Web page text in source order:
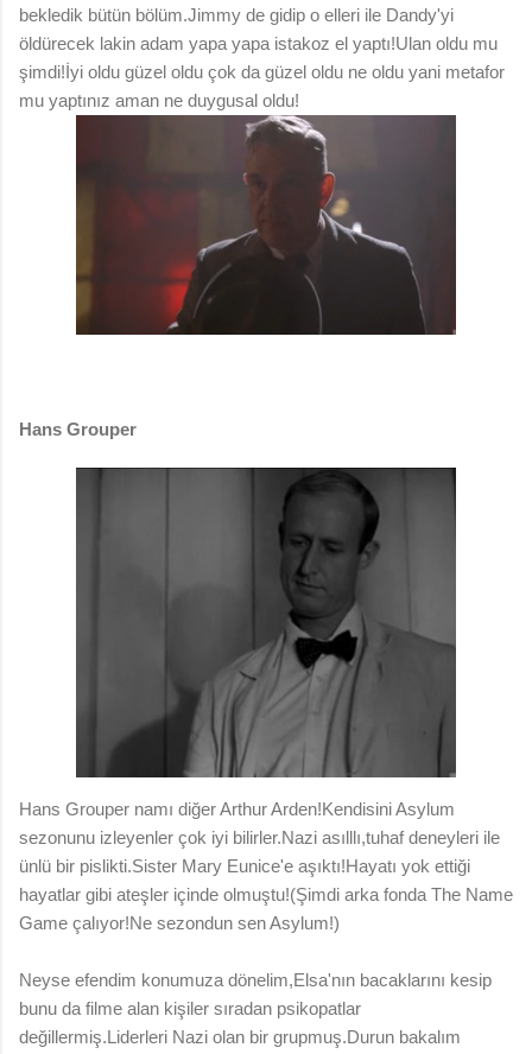
bekledik bütün bölüm.Jimmy de gidip o elleri ile Dandy'yi
öldürecek lakin adam yapa yapa istakoz el yaptı!Ulan oldu mu
şimdi!İyi oldu güzel oldu çok da güzel oldu ne oldu yani metafor
mu yaptınız aman ne duygusal oldu!
Hans Grouper
Hans Grouper namı diğer Arthur Arden!Kendisini Asylum
sezonunu izleyenler çok iyi bilirler.Nazi asılllı,tuhaf deneyleri ile
ünlü bir pislikti.Sister Mary Eunice'e aşıktı!Hayatı yok ettiği
hayatlar gibi ateşler içinde olmuştu!(Şimdi arka fonda The Name
Game çalıyor!Ne sezondun sen Asylum!)
Neyse efendim konumuza dönelim,Elsa'nın bacaklarını kesip
bunu da filme alan kişiler sıradan psikopatlar
değillermiş.Liderleri Nazi olan bir grupmuş.Durun bakalım